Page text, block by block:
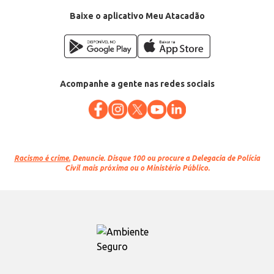
Baixe o aplicativo Meu Atacadão
Acompanhe a gente nas redes sociais
Racismo é crime. Denuncie. Disque 100 ou procure a Delegacia de Polícia
Civil mais próxima ou o Ministério Público.